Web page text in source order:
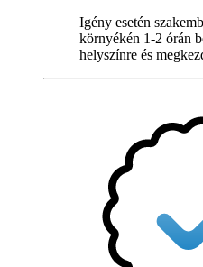
Igény esetén
környékén 1-2 órán
helyszínre és